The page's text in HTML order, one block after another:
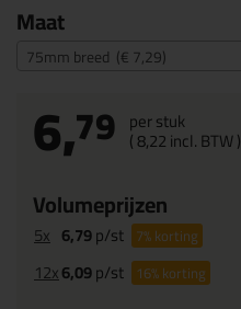
Maat
75mm breed (€ 7,29)
6,79 per stuk
(8,22incl. BTW )
Volumeprijzen
5x 6,79p/st 7%korting
12x6,09p/st 16%korting